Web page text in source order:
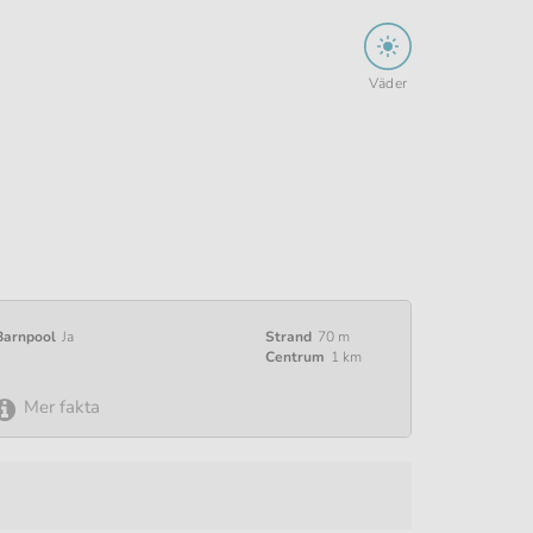
Väder
Ja Strand 70 m
Centrum 1 km
Mer fakta